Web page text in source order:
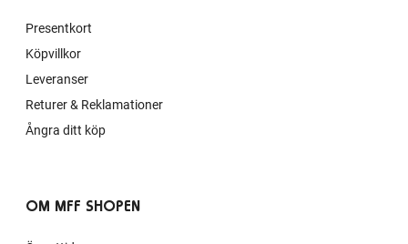
Presentkort
Köpvillkor
Leveranser
Returer & Reklamationer
Ångra ditt köp
OM MFF SHOPEN